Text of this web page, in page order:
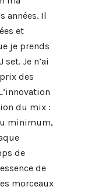
années. Il
et
je prends
Je n’ai
des
du mix :
minimum,
de
de
morceaux